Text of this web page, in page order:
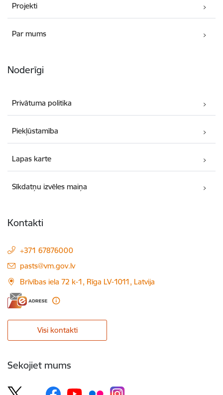
Projekti
Par mums
Noderīgi
Privātuma politika
Piekļūstamība
Lapas karte
Sīkdatņu izvēles maiņa
Kontakti
+371 67876000
E-pasts:
pasts@vm.gov.lv
Brīvības iela 72 k-1, Rīga LV-1011, Latvija
Visi kontakti
Sekojiet mums